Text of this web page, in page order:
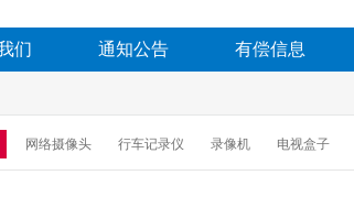
们 通知公告 有偿信息
网络摄像头 行车记录仪 录像机 电视盒子